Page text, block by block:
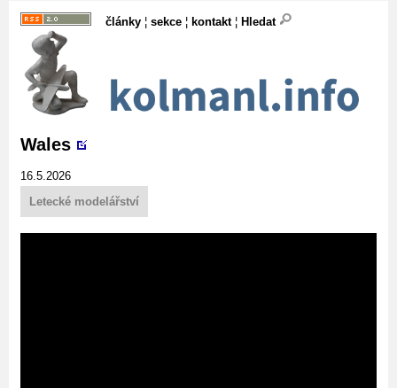
články ¦ sekce ¦ kontakt¦ Hledat
Wales
16.5.2026
Letecké modelářství